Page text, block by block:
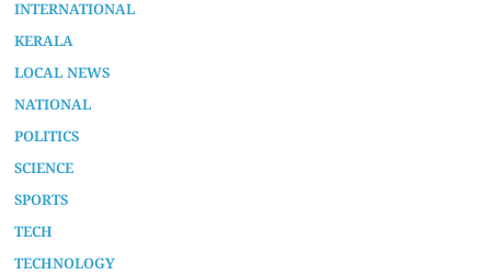
INTERNATIONAL
KERALA
LOCAL NEWS
NATIONAL
POLITICS
SCIENCE
SPORTS
TECH
TECHNOLOGY